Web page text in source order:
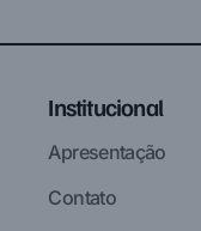
Institucional
Apresentação
Contato